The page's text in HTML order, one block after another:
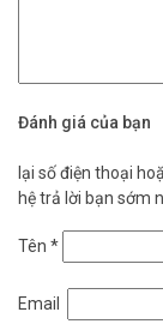
Đánh giá của bạn
lại số điện thoại
hệ trả lời bạn sớm
Tên *
Email